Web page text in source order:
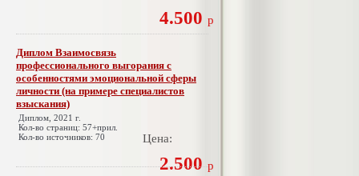
4.500 р
Диплом Взаимосвязь
профессионального выгорания с
особенностями эмоциональной сферы
личности (на примере специалистов
взыскания)
Диплом, 2021 г.
Кол-во страниц: 57+прил.
Кол-во источников: 70
Цена:
2.500 р